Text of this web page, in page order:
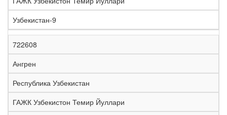
Узбекистан-9
722608
Ангрен
Республика Узбекистан
ГАЖК Узбекистон Темир Йуллари